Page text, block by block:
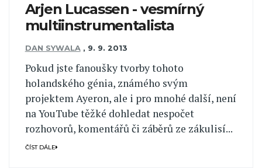
Arjen Lucassen - vesmírný
multiinstrumentalista
DAN SYWALA , 9. 9. 2013
Pokud jste fanoušky tvorby tohoto
holandského génia, známého svým
projektem Ayeron, ale i pro mnohé další, není
na YouTube těžké dohledat nespočet
rozhovorů, komentářů či záběrů ze zákulisí...
ČÍST DÁLE